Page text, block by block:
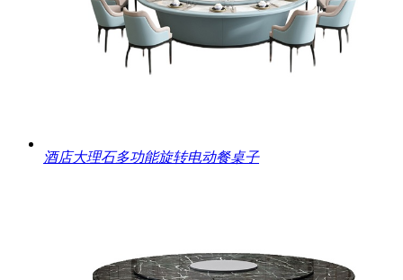
酒店大理石多功能旋转电动餐桌子